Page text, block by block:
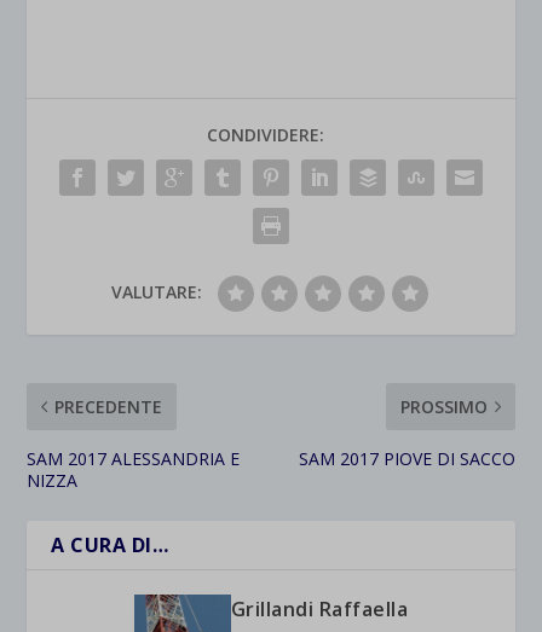
CONDIVIDERE:
VALUTARE:
PRECEDENTE
SAM 2017 ALESSANDRIA E
NIZZA
PROSSIMO
SAM 2017 PIOVE DI SACCO
A CURA DI…
Grillandi Raffaella